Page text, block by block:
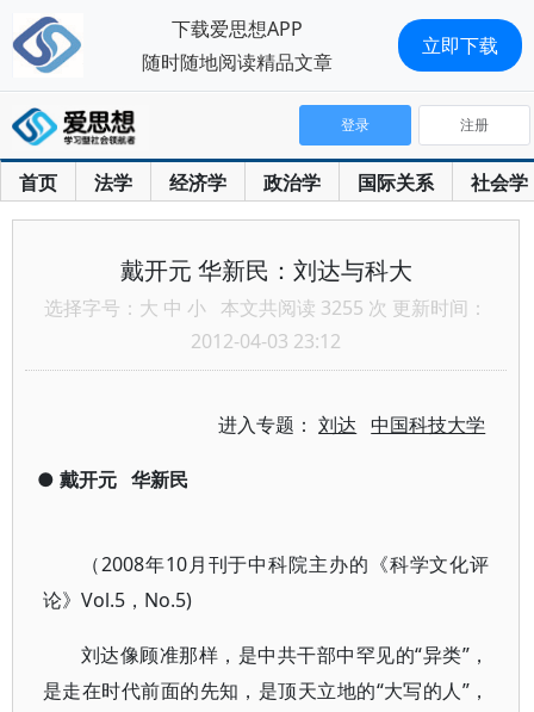
首页 法学 经济学 政治学 国际关系 社会学
登录 注册
戴开元 华新民：刘达与科大
选择字号： 大 中 小 本文共阅读 3255 次 更新时间：
2012-04-03 23:12
进入专题：刘达 中国科技大学
● 戴开元 华新民
（2008年10月刊于中科院主办的《科学文化评
论》Vol.5，No.5)
刘达像顾准那样，是中共干部中罕见的“异类”，
是走在时代前面的先知，是顶天立地的“大写的人”，
下载爱思想APP
随时随地阅读精品文章
立即下载